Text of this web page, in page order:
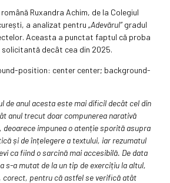
Ruxandra Achim, de la Colegiul
a analizat pentru „Adevărul”gradul
Aceasta a punctat faptul că proba
decât cea din 2025.
position: center center; background-
de anul acesta este mai dificil decât cel din
anul trecut doar compunerea narativă
impunea o atenție sporită asupra
și de înțelegere a textului, iar rezumatul
ca fiind o sarcină mai accesibilă. De data
s-a mutat de la un tip de exercițiu la altul,
corect, pentru că astfel se verifică atât